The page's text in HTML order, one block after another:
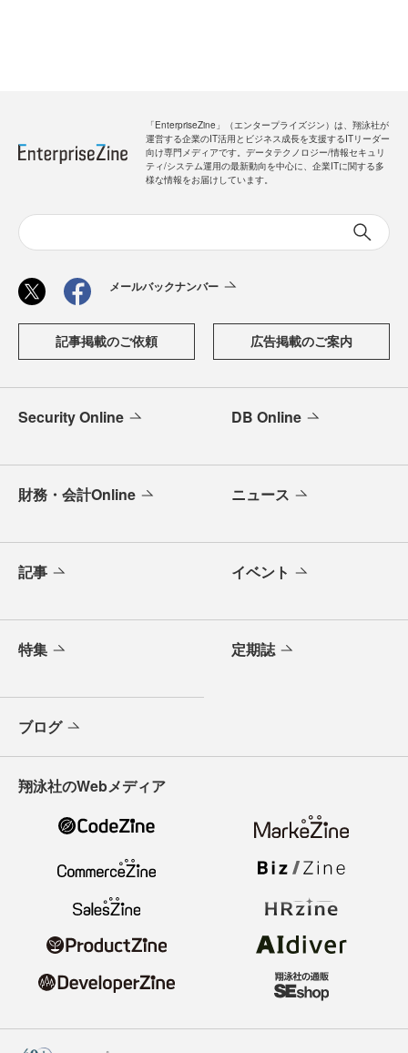
「EnterpriseZine」（エンタープライズジン）は、翔泳社が
運営する企業のIT活用とビジネス成長を支援するITリーダー
向け専門メディアです。データテクノロジー/情報セキュリ
ティ/システム運用の最新動向を中心に、企業ITに関する多
様な情報をお届けしています。
メールバックナンバー
記事掲載のご依頼 広告掲載のご案内
Security Online DB Online
財務・会計Online ニュース
記事 イベント
特集 定期誌
ブログ
翔泳社のWebメディア